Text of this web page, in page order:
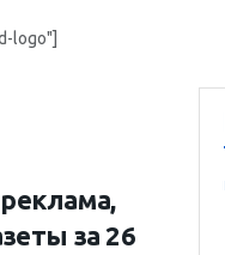
logo"]
за 26